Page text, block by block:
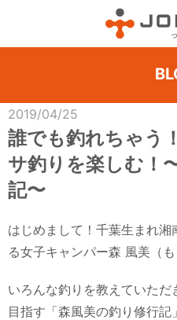
2019/04/25
誰でも釣れちゃう
サ釣りを楽しむ！
記〜
はじめまして！千葉生まれ
る女子キャンパー森 風美（も
いろんな釣りを教えていた
目指す「森風美の釣り修行記」